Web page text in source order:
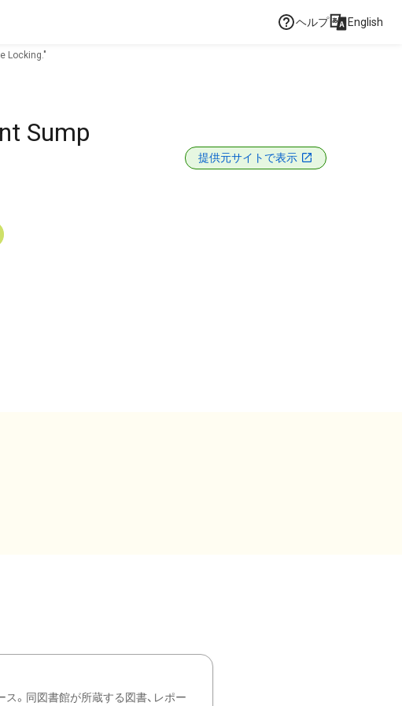
ヘルプ English
Locking."
Sump
提供元サイトで表示
。同図書館が所蔵する図書、レポー